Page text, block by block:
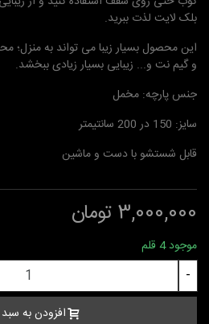
بلک لایت لذت ببرید.
این محصول بسیار زیبا می تواند به منزل؛
و گیم نت و... زیبایی بسیار زیادی ببخشد.
جنس پارچه: مخمل
سایز: 150 در 200 سانتیمتر
قابل شستشو با دست و ماشین
3,000,000 تومان
موجود4 قلم
-
افزودن به